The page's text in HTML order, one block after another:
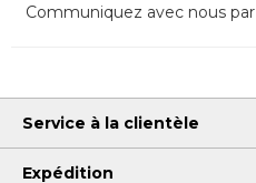
Communiquez avec nous par
Service à la clientèle
Expédition